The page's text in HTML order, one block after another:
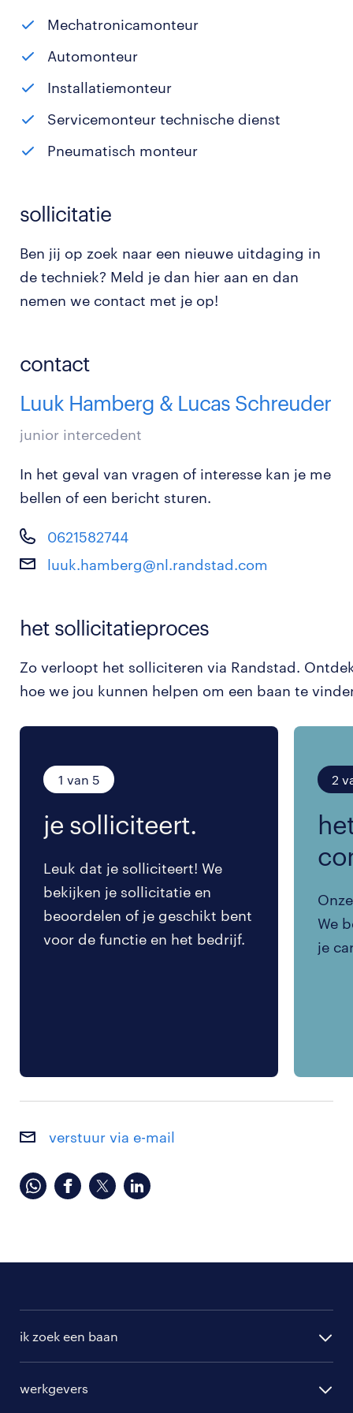
Mechatronicamonteur
Automonteur
Installatiemonteur
Servicemonteur technische dienst
Pneumatisch monteur
sollicitatie
Ben jij op zoek naar een nieuwe uitdaging in
de techniek? Meld je dan hier aan en dan
nemen we contact met je op!
contact
Luuk Hamberg & Lucas Schreuder
junior intercedent
In het geval van vragen of interesse kan je me
bellen of een bericht sturen.
0621582744
luuk.hamberg@nl.randstad.com
het sollicitatieproces
Zo verloopt het solliciteren via Randstad.
hoe we jou kunnen helpen om een baan te
1 van 5
je solliciteert.
Leuk dat je solliciteert! We
bekijken je sollicitatie en
beoordelen of je geschikt bent
voor de functie en het bedrijf.
2
We
je
verstuur via e-mail
ik zoek een baan
werkgevers